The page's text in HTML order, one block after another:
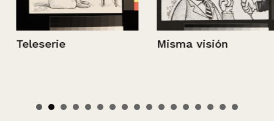
Teleserie Misma visión